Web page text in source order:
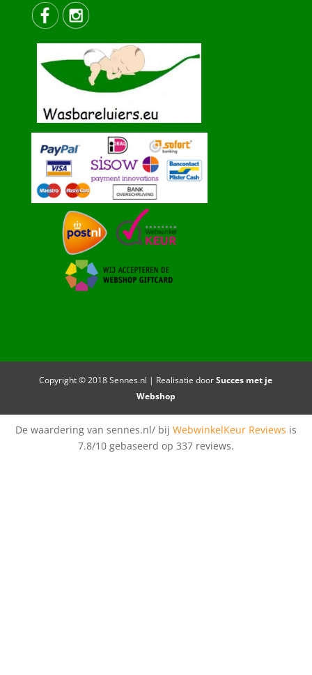
Copyright © 2018 Sennes.nl | Realisatie doorSucces met je
Webshop
De waardering van sennes.nl/ bij WebwinkelKeur Reviews is
7.8/10 gebaseerd op 337 reviews.